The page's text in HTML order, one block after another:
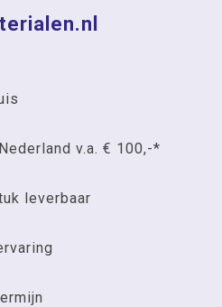
v.a. € 100,-*
leverbaar